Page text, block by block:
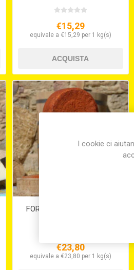
€15,29
equivale a €15,29 per 1 kg(s)
FORMAGGIO OVICAPRINO
€23,80
equivale a €23,80 per 1 kg(s)
I cookie ci